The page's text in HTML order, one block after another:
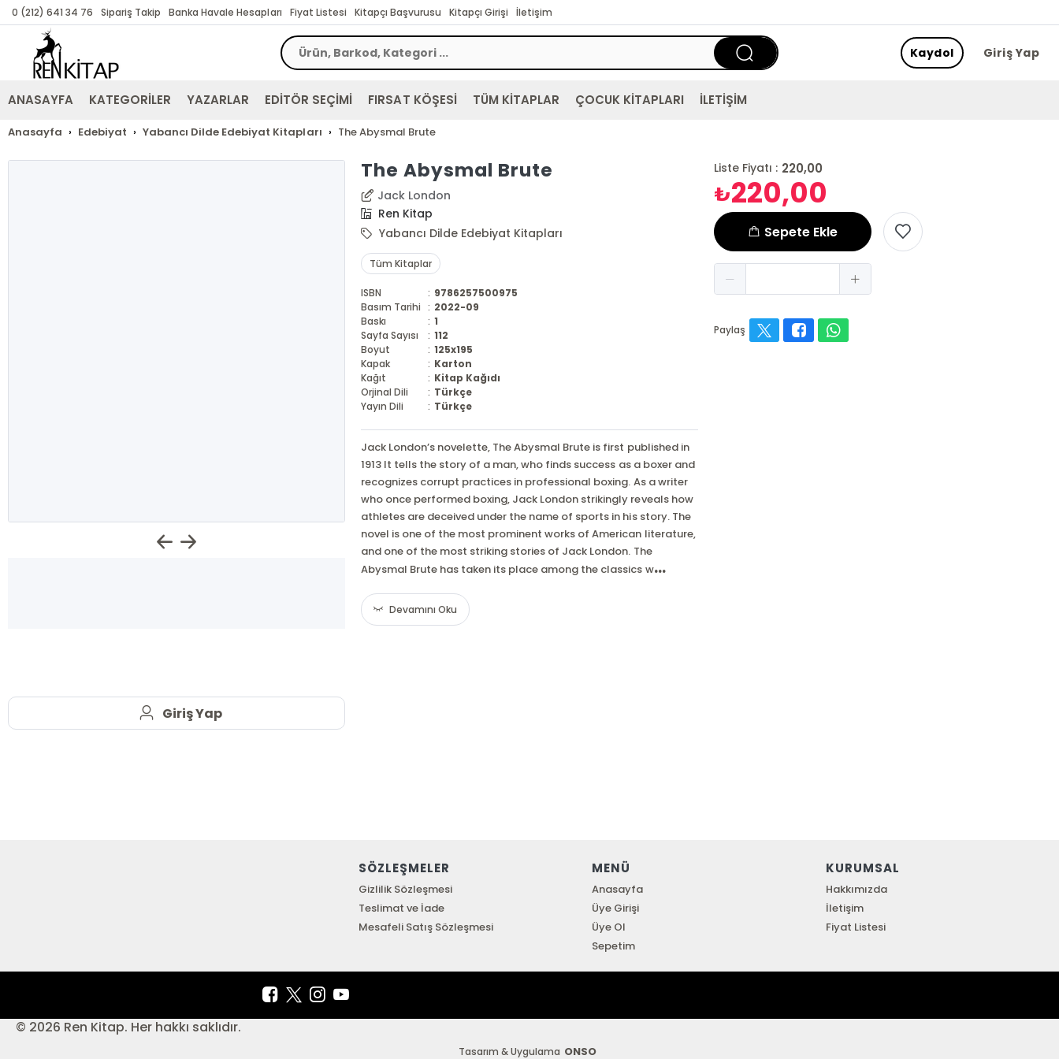
0 (212) 641 34 76 Sipariş Takip Banka Havale Hesapları Fiyat Listesi Kitapçı Başvurusu Kitapçı Girişi İletişim
Giriş Yap
Kaydol
ANASAYFA KATEGORİLER YAZARLAR EDİTÖR SEÇİMİ FIRSAT KÖŞESİ TÜM KİTAPLAR ÇOCUK KİTAPLARI İLETİŞİM
Anasayfa Edebiyat Yabancı Dilde Edebiyat Kitapları The Abysmal Brute
The Abysmal Brute
Jack London
Ren Kitap
Yabancı Dilde Edebiyat Kitapları
Tüm Kitaplar
ISBN : 9786257500975
Basım Tarihi : 2022-09
Baskı
: 1
Sayfa Sayısı
: 112
Boyut
: 125x195
Kapak
: Karton
Kağıt
: Kitap Kağıdı
Orjinal Dili
: Türkçe
Yayın Dili
: Türkçe
Jack London’s novelette, The Abysmal Brute is first published in
1913 It tells the story of a man, who finds success as a boxer and
recognizes corrupt practices in professional boxing. As a writer
who once performed boxing, Jack London strikingly reveals how
athletes are deceived under the name of sports in his story. The
novel is one of the most prominent works of American literature,
and one of the most striking stories of Jack London. The
Abysmal Brute has taken its place among the classics w...
Devamını Oku
Liste Fiyatı : 220,00
₺220,00
Sepete Ekle
Paylaş
Giriş Yap
SÖZLEŞMELER
Gizlilik Sözleşmesi
Teslimat ve İade
Mesafeli Satış Sözleşmesi
MENÜ
Anasayfa
Üye Girişi
Üye Ol
Sepetim
KURUMSAL
Hakkımızda
İletişim
Fiyat Listesi
© 2026 Ren Kitap. Her hakkı saklıdır.
Tasarım & Uygulama ONSO